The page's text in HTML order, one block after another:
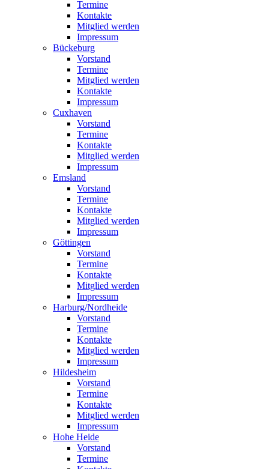
Termine
Kontakte
Mitglied werden
Impressum
Bückeburg
Vorstand
Termine
Mitglied werden
Kontakte
Impressum
Cuxhaven
Vorstand
Termine
Kontakte
Mitglied werden
Impressum
Emsland
Vorstand
Termine
Kontakte
Mitglied werden
Impressum
Göttingen
Vorstand
Termine
Kontakte
Mitglied werden
Impressum
Harburg/Nordheide
Vorstand
Termine
Kontakte
Mitglied werden
Impressum
Hildesheim
Vorstand
Termine
Kontakte
Mitglied werden
Impressum
Hohe Heide
Vorstand
Termine